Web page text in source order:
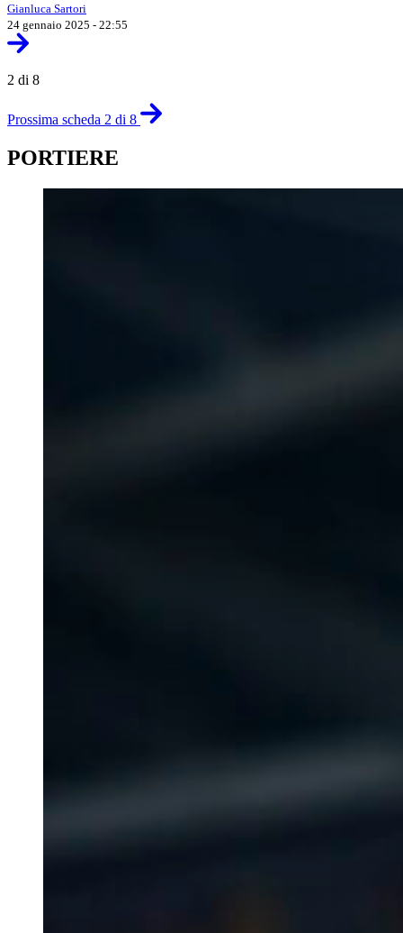
Gianluca Sartori
24 gennaio 2025 - 22:55
2 di 8
Prossima scheda 2 di 8
PORTIERE